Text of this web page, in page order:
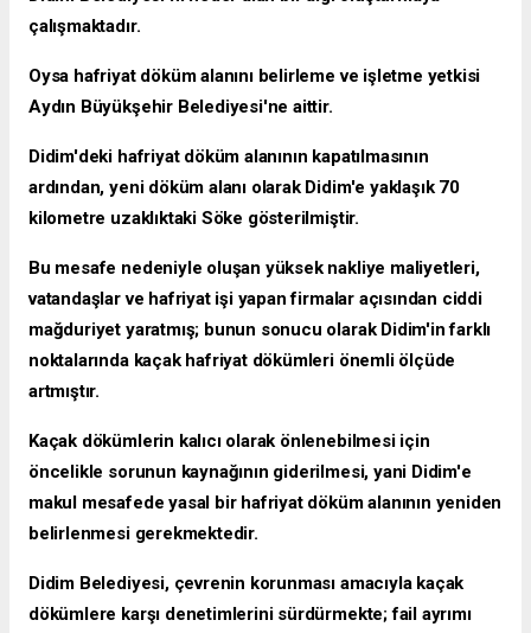
çalışmaktadır.
Oysa hafriyat döküm alanını belirleme ve işletme yetkisi
Aydın Büyükşehir Belediyesi'ne aittir.
Didim'deki hafriyat döküm alanının kapatılmasının
ardından, yeni döküm alanı olarak Didim'e yaklaşık 70
kilometre uzaklıktaki Söke gösterilmiştir.
Bu mesafe nedeniyle oluşan yüksek nakliye maliyetleri,
vatandaşlar ve hafriyat işi yapan firmalar açısından ciddi
mağduriyet yaratmış; bunun sonucu olarak Didim'in farklı
noktalarında kaçak hafriyat dökümleri önemli ölçüde
artmıştır.
Kaçak dökümlerin kalıcı olarak önlenebilmesi için
öncelikle sorunun kaynağının giderilmesi, yani Didim'e
makul mesafede yasal bir hafriyat döküm alanının yeniden
belirlenmesi gerekmektedir.
Didim Belediyesi, çevrenin korunması amacıyla kaçak
dökümlere karşı denetimlerini sürdürmekte; fail ayrımı